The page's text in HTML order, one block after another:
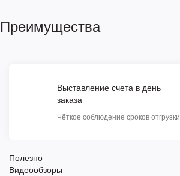
Преимущества
Выставление счета в день
заказа
Чёткое соблюдение сроков отгрузки
Полезно
Видеообзоры